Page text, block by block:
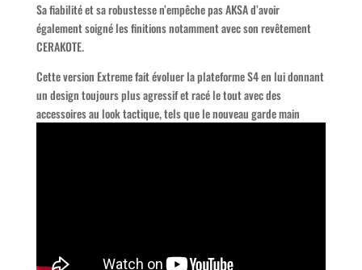
Sa fiabilité et sa robustesse n’empêche pas AKSA d’avoir
également soigné les finitions notamment avec son revêtement
CERAKOTE.
Cette version Extreme fait évoluer la plateforme S4 en lui donnant
un design toujours plus agressif et racé le tout avec des
accessoires au look tactique, tels que le nouveau garde main